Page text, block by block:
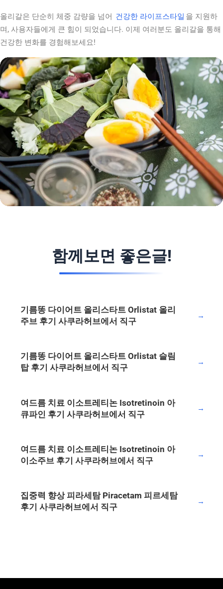
올리갈은 단순히 체중 감량을 넘어 건강한 라이프스타일 을 지원하
며, 사용자들에게 큰 힘이 되었습니다. 이제 여러분도 올리갈을 통해
건강한 변화를 경험해보세요!
함께보면 좋은글!
기름똥 다이어트 올리스타트 Orlistat 올리
주브 후기 사쿠라허브에서 직구
→
기름똥 다이어트 올리스타트 Orlistat 슬림
탑 후기 사쿠라허브에서 직구
→
여드름 치료 이소트레티논 Isotretinoin 아
큐파인 후기 사쿠라허브에서 직구
→
여드름 치료 이소트레티논 Isotretinoin 아
이소주브 후기 사쿠라허브에서 직구
→
집중력 향상 피라세탐 Piracetam 피르세탐
후기 사쿠라허브에서 직구
→